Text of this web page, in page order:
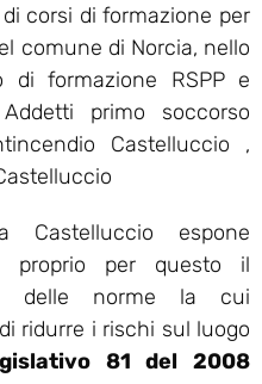
corsi di formazione per
comune di Norcia, nello
di formazione RSPP e
primo soccorso
Castelluccio ,
Castelluccio espone
proprio per questo il
delle norme la cui
ridurre i rischi sul luogo
81 del 2008